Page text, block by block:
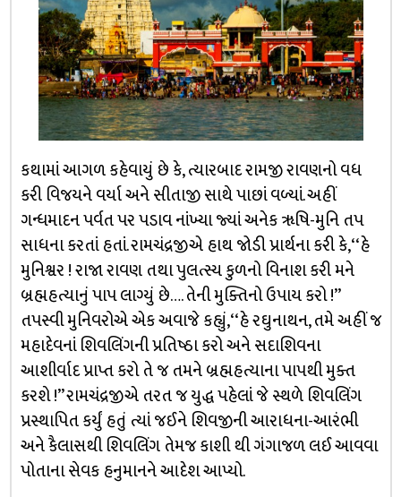
કથામાં આગળ કહેવાયું છે કે, ત્યારબાદ રામજી રાવણનો વધ
કરી વિજયને વર્યા અને સીતાજી સાથે પાછાં વળ્યાં. અહીં
ગન્ધમાદન પર્વત પર પડાવ નાંખ્યા જ્યાં અનેક ૠષિ-મુનિ તપ
સાધના કરતાં હતાં. રામચંદ્રજીએ હાથ જોડી પ્રાર્થના કરી કે, ‘‘હે
મુનિશ્વર ! રાજા રાવણ તથા પુલત્સ્ય કુળનો વિનાશ કરી મને
બ્રહ્મહત્યાનું પાપ લાગ્યું છે…. તેની મુક્તિનો ઉપાય કરો !’’
તપસ્વી મુનિવરોએ એક અવાજે કહ્યું, ‘‘હે રઘુનાથન, તમે અહીં જ
મહાદેવનાં શિવલિંગની પ્રતિષ્ઠા કરો અને સદાશિવના
આશીર્વાદ પ્રાપ્ત કરો તે જ તમને બ્રહ્મહત્યાના પાપથી મુક્ત
કરશે !’’ રામચંદ્રજીએ તરત જ યુદ્ધ પહેલાં જે સ્થળે શિવલિંગ
પ્રસ્થાપિત કર્યું હતું ત્યાં જઈને શિવજીની આરાધના-આરંભી
અને કૈલાસથી શિવલિંગ તેમજ કાશી થી ગંગાજળ લઈ આવવા
પોતાના સેવક હનુમાનને આદેશ આપ્યો.